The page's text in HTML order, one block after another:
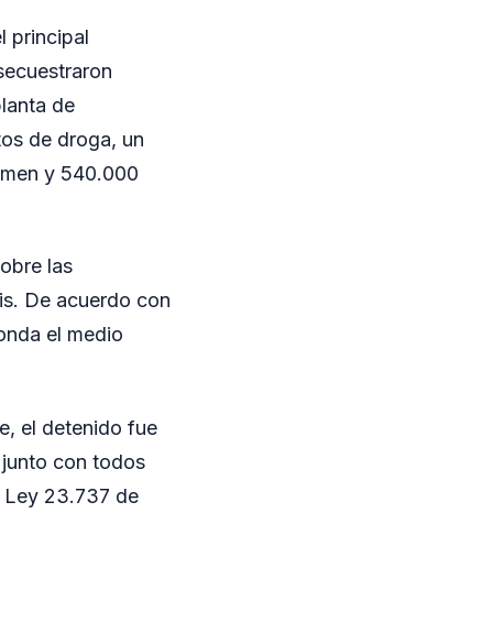
principal
de
de droga, un
y 540.000
las
De acuerdo con
el medio
el detenido fue
con todos
Ley 23.737 de